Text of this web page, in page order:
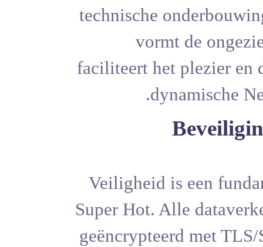
technische
faciliteert
Veiligheid
Super Hot.